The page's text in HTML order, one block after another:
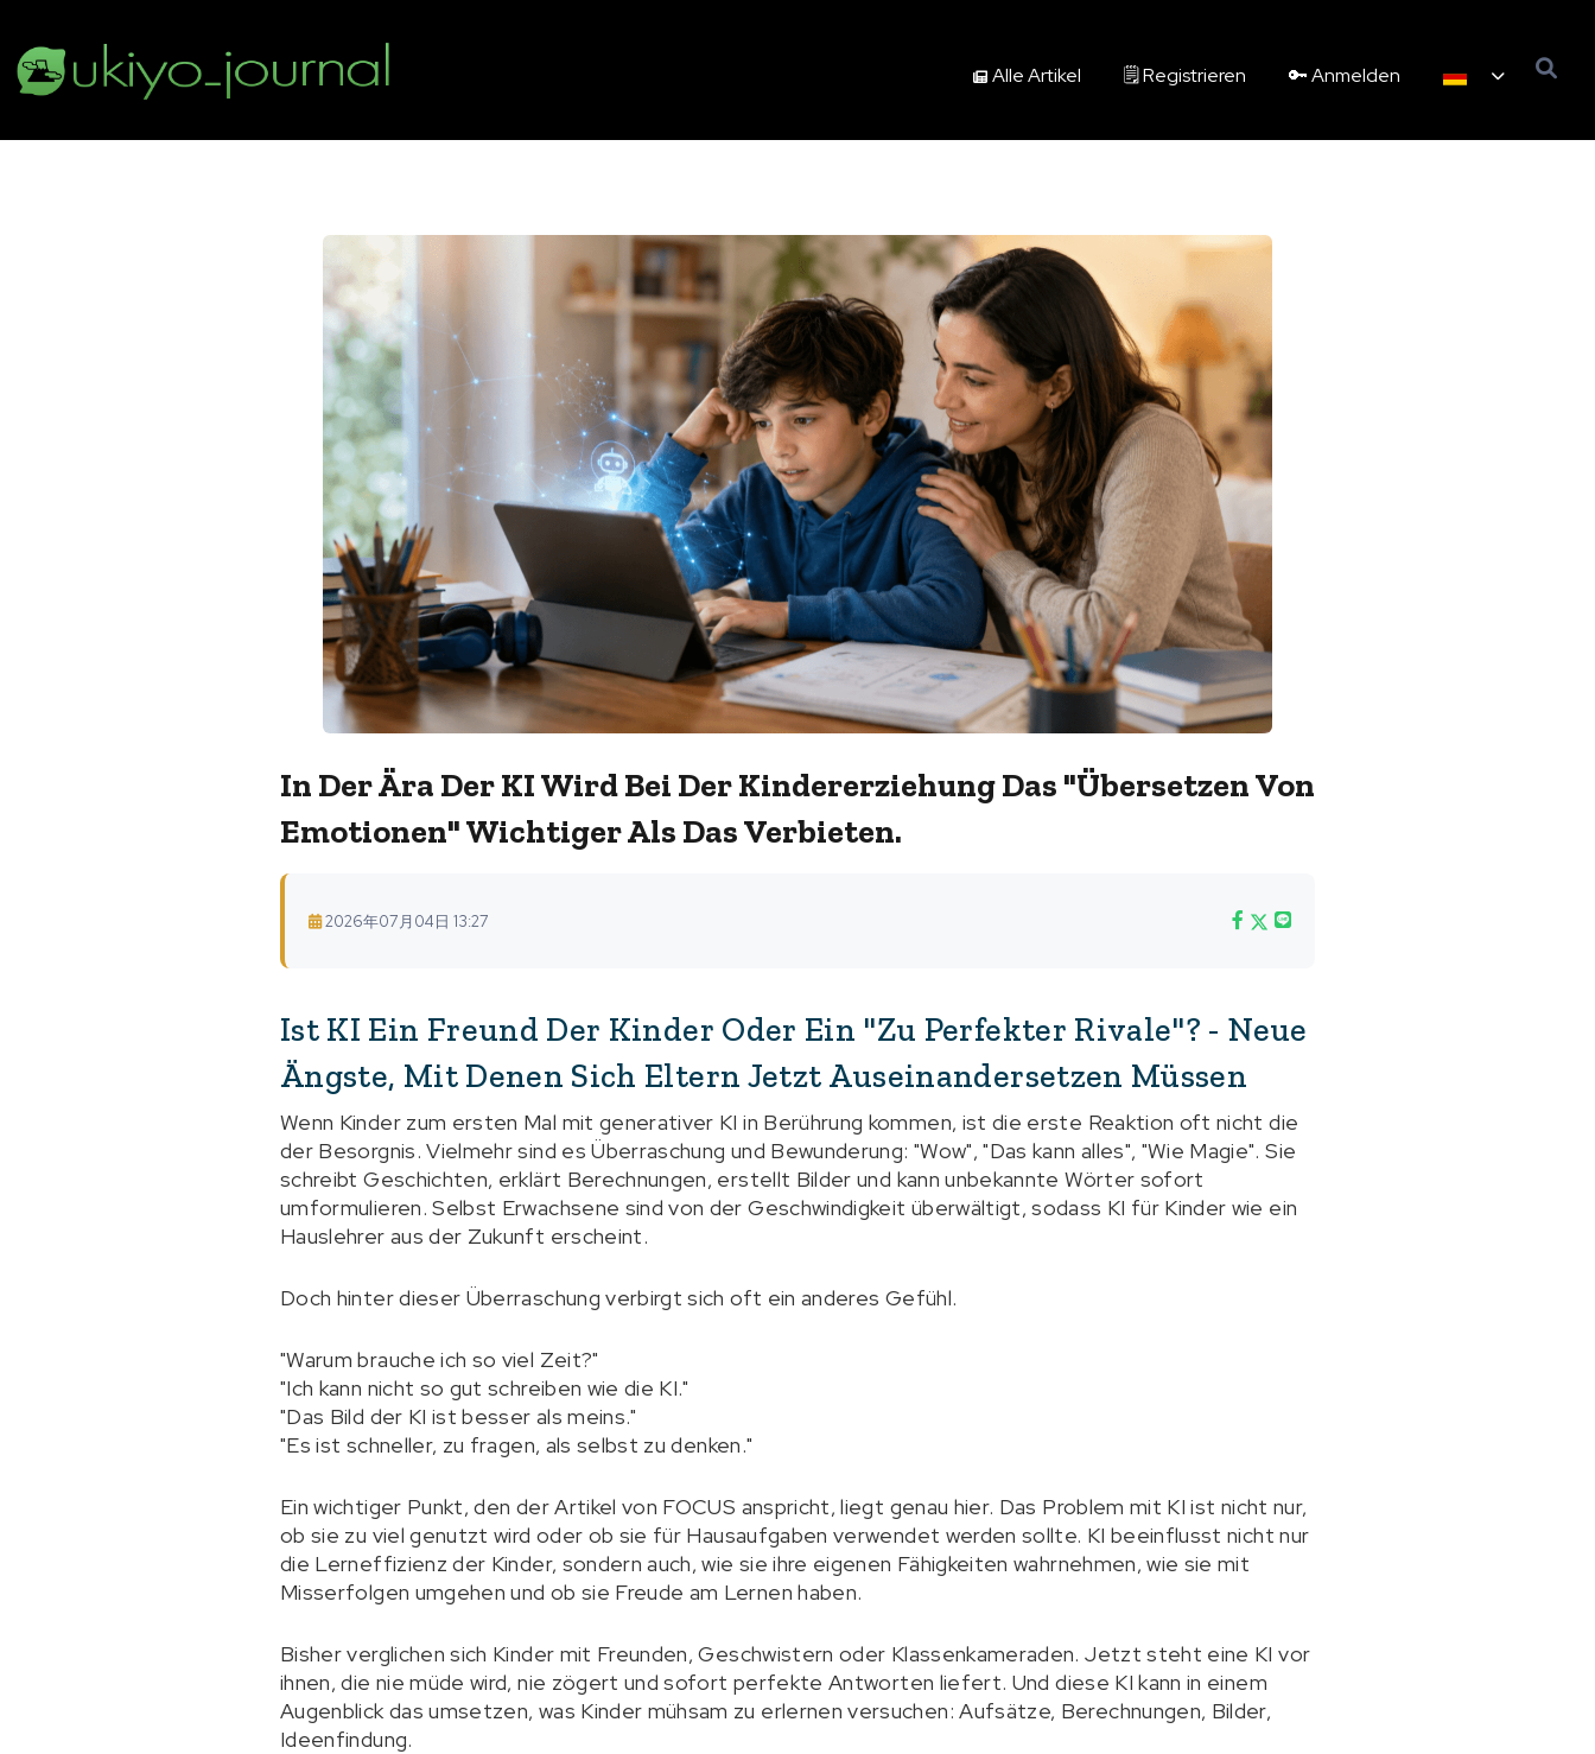
Alle Artikel 🗒️ Registrieren 🔑 Anmelden
In Der Ära Der KI Wird Bei Der Kindererziehung Das "Übersetzen Von
Emotionen" Wichtiger Als Das Verbieten.
2026年07月04日 13:27
Ist KI Ein Freund Der Kinder Oder Ein "zu Perfekter Rivale"? - Neue
Ängste, Mit Denen Sich Eltern Jetzt Auseinandersetzen Müssen
Wenn Kinder zum ersten Mal mit generativer KI in Berührung kommen, ist die erste Reaktion oft nicht die
der Besorgnis. Vielmehr sind es Überraschung und Bewunderung: "Wow", "Das kann alles", "Wie Magie". Sie
schreibt Geschichten, erklärt Berechnungen, erstellt Bilder und kann unbekannte Wörter sofort
umformulieren. Selbst Erwachsene sind von der Geschwindigkeit überwältigt, sodass KI für Kinder wie ein
Hauslehrer aus der Zukunft erscheint.
Doch hinter dieser Überraschung verbirgt sich oft ein anderes Gefühl.
"Warum brauche ich so viel Zeit?"
"Ich kann nicht so gut schreiben wie die KI."
"Das Bild der KI ist besser als meins."
"Es ist schneller, zu fragen, als selbst zu denken."
Ein wichtiger Punkt, den der Artikel von FOCUS anspricht, liegt genau hier. Das Problem mit KI ist nicht nur,
ob sie zu viel genutzt wird oder ob sie für Hausaufgaben verwendet werden sollte. KI beeinflusst nicht nur
die Lerneffizienz der Kinder, sondern auch, wie sie ihre eigenen Fähigkeiten wahrnehmen, wie sie mit
Misserfolgen umgehen und ob sie Freude am Lernen haben.
Bisher verglichen sich Kinder mit Freunden, Geschwistern oder Klassenkameraden. Jetzt steht eine KI vor
ihnen, die nie müde wird, nie zögert und sofort perfekte Antworten liefert. Und diese KI kann in einem
Augenblick das umsetzen, was Kinder mühsam zu erlernen versuchen: Aufsätze, Berechnungen, Bilder,
Ideenfindung.